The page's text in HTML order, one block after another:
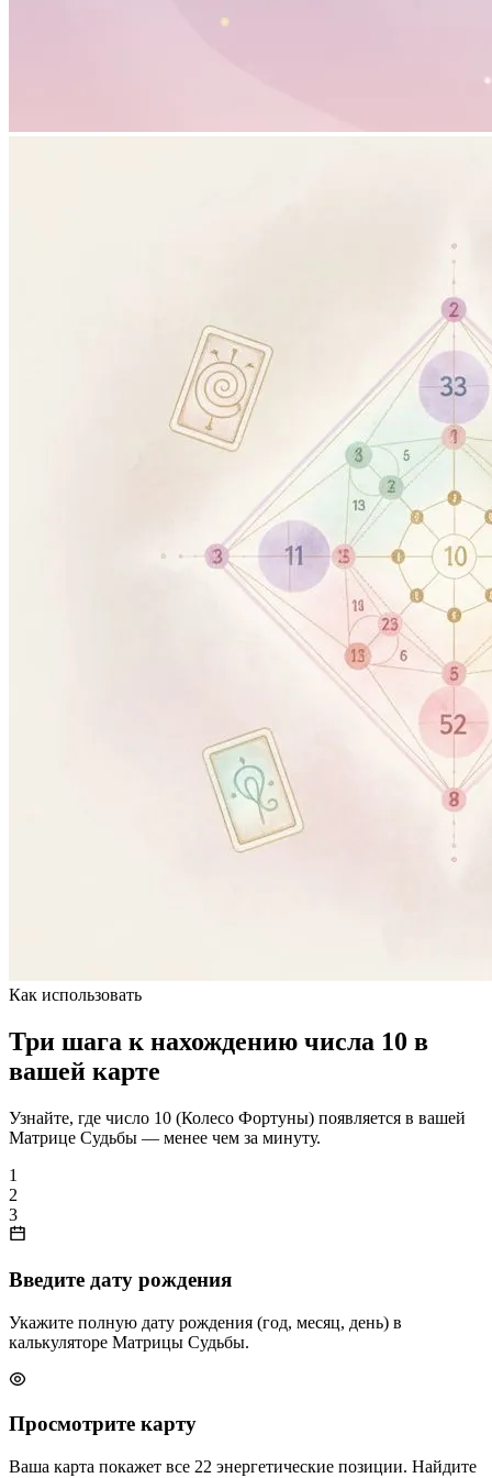
Как использовать
Три шага к нахождению числа 10 в
вашей карте
Узнайте, где число 10 (Колесо Фортуны) появляется в вашей
Матрице Судьбы — менее чем за минуту.
1
2
3
Введите дату рождения
Укажите полную дату рождения (год, месяц, день) в
калькуляторе Матрицы Судьбы.
Просмотрите карту
Ваша карта покажет все 22 энергетические позиции. Найдите